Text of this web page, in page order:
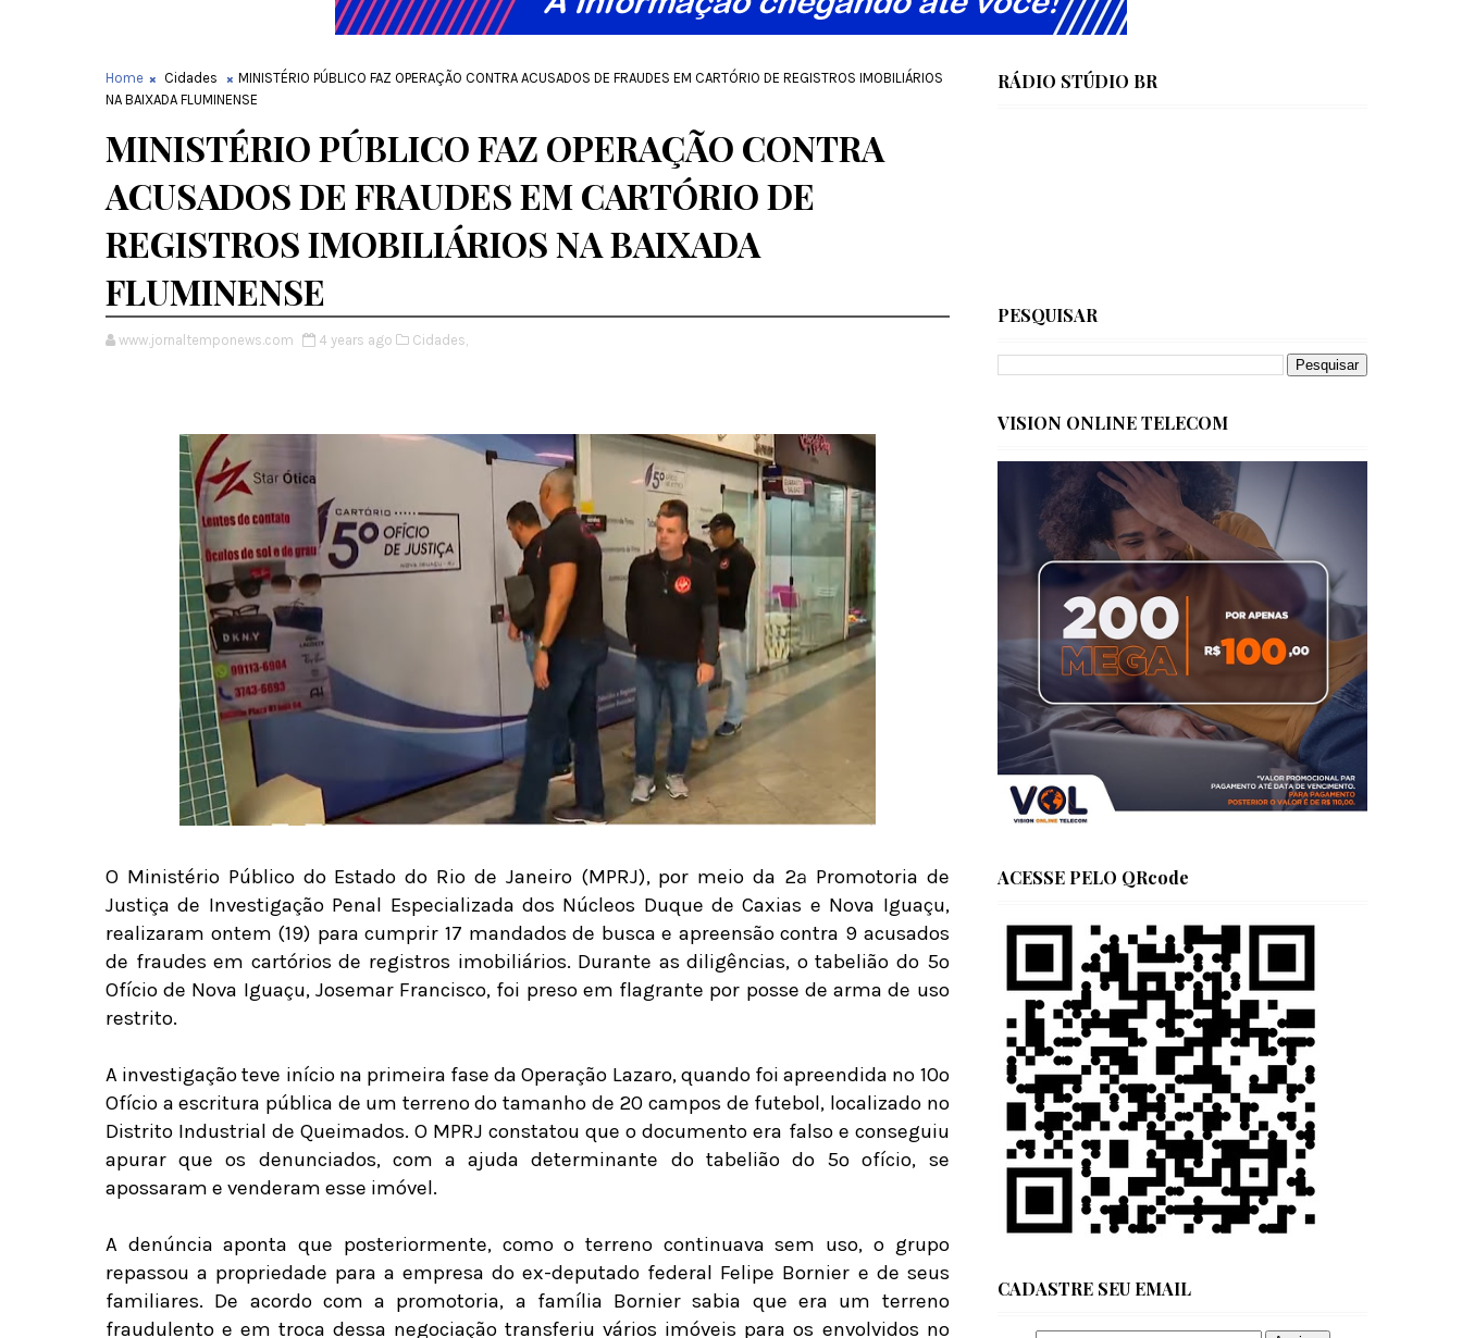
Home Cidades
MINISTÉRIO PÚBLICO FAZ OPERAÇÃO CONTRA ACUSADOS DE FRAUDES EM CARTÓRIO DE REGISTROS IMOBILIÁRIOS
NA BAIXADA FLUMINENSE
MINISTÉRIO PÚBLICO FAZ OPERAÇÃO CONTRA
ACUSADOS DE FRAUDES EM CARTÓRIO DE
REGISTROS IMOBILIÁRIOS NA BAIXADA
FLUMINENSE
www.jornaltemponews.com 4 years ago Cidades,
O Ministério Público do Estado do Rio de Janeiro (MPRJ), por meio da 2ª Promotoria de
Justiça de Investigação Penal Especializada dos Núcleos Duque de Caxias e Nova Iguaçu,
realizaram ontem (19) para cumprir 17 mandados de busca e apreensão contra 9 acusados
de fraudes em cartórios de registros imobiliários. Durante as diligências, o tabelião do 5º
Ofício de Nova Iguaçu, Josemar Francisco, foi preso em flagrante por posse de arma de uso
restrito.
A investigação teve início na primeira fase da Operação Lazaro, quando foi apreendida no 10º
Ofício a escritura pública de um terreno do tamanho de 20 campos de futebol, localizado no
Distrito Industrial de Queimados. O MPRJ constatou que o documento era falso e conseguiu
apurar que os denunciados, com a ajuda determinante do tabelião do 5º ofício, se
apossaram e venderam esse imóvel.
A denúncia aponta que posteriormente, como o terreno continuava sem uso, o grupo
repassou a propriedade para a empresa do ex-deputado federal Felipe Bornier e de seus
familiares. De acordo com a promotoria, a família Bornier sabia que era um terreno
fraudulento e em troca dessa negociação transferiu vários imóveis para os envolvidos no
RÁDIO STÚDIO BR
PESQUISAR
VISION ONLINE TELECOM
ACESSE PELO QRcode
CADASTRE SEU EMAIL